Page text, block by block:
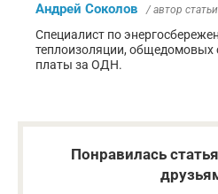
Андрей Соколов / автор статьи
Специалист по
теплоизоляции, общедомовых
платы за ОДН.
Понравилась